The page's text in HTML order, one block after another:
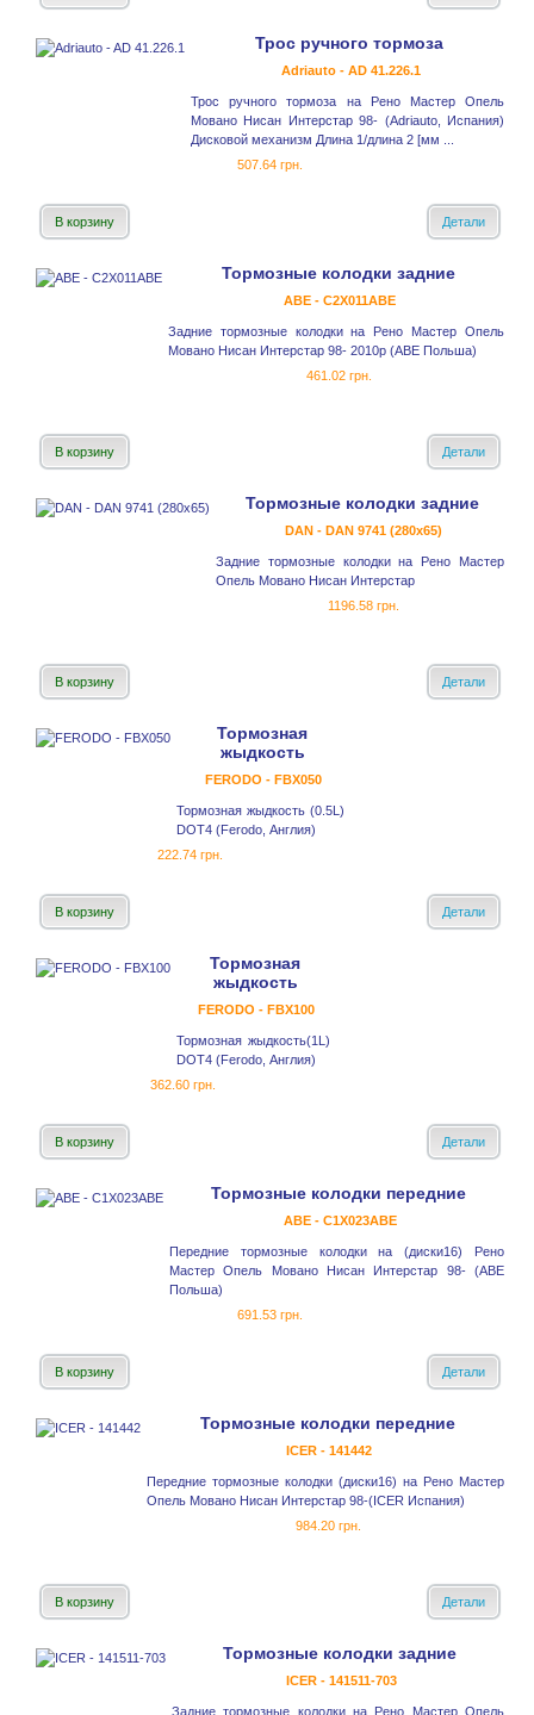
Трос ручного тормоза
Adriauto - AD 41.226.1
Трос ручного тормоза на Рено Мастер Опель
Мовано Нисан Интерстар 98- (Adriauto, Испания)
Дисковой механизм Длина 1/длина 2 [мм ...
507.64 грн.
В корзину Детали
Тормозные колодки задние
ABE - C2X011ABE
Задние тормозные колодки на Рено Мастер Опель
Мовано Нисан Интерстар 98- 2010р (ABE Польша)
461.02 грн.
В корзину Детали
Тормозные колодки задние
DAN - DAN 9741 (280x65)
Задние тормозные колодки на Рено Мастер
Опель Мовано Нисан Интерстар
1196.58 грн.
В корзину Детали
Тормозная
жыдкость
FERODO - FBX050
Тормозная жыдкость (0.5L)
DOT4 (Ferodo, Англия)
222.74 грн.
В корзину Детали
Тормозная
жыдкость
FERODO - FBX100
Тормозная жыдкость(1L)
DOT4 (Ferodo, Англия)
362.60 грн.
В корзину Детали
Тормозные колодки передние
ABE - C1X023ABE
Передние тормозные колодки на (диски16) Рено
Мастер Опель Мовано Нисан Интерстар 98- (ABE
Польша)
691.53 грн.
В корзину Детали
Тормозные колодки передние
ICER - 141442
Передние тормозные колодки (диски16) на Рено Мастер
Опель Мовано Нисан Интерстар 98-(ICER Испания)
984.20 грн.
В корзину Детали
Тормозные колодки задние
ICER - 141511-703
Задние тормозные колодки на Рено Мастер Опель